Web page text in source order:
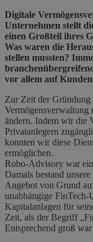
Digitale
Unternehmen stellt
einen Großteil ihres
Was waren die
stellen mussten?
vor allem auf
Zur Zeit der
ändern. Indem wir die
Privatanlegern
konnten wir diese
ermöglichen.
Robo-Advisory war
Damals bestand
Angebot von Grund
unabhängige FinTech-
Kapitalanlagen für
Zeit, als der Begriff
Entsprechend groß